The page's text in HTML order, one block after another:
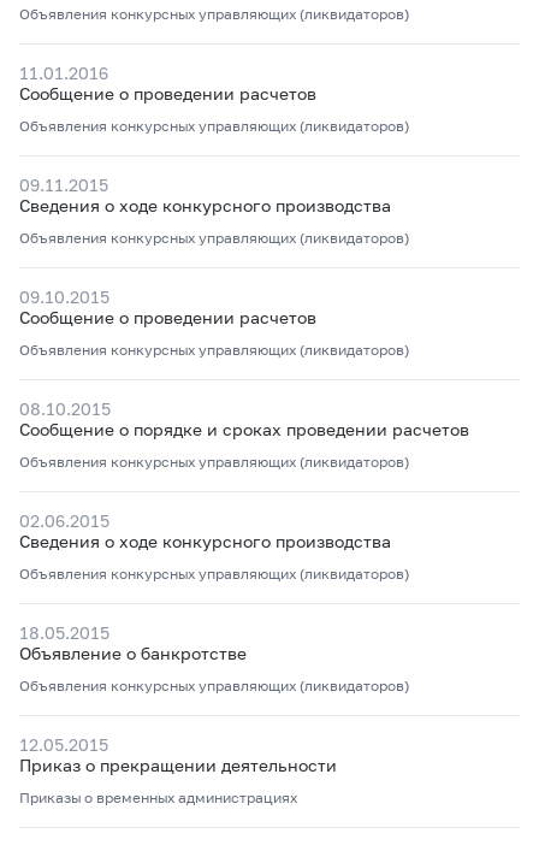
Объявления конкурсных управляющих (ликвидаторов)
11.01.2016
Сообщение о проведении расчетов
Объявления конкурсных управляющих (ликвидаторов)
09.11.2015
Сведения о ходе конкурсного производства
Объявления конкурсных управляющих (ликвидаторов)
09.10.2015
Сообщение о проведении расчетов
Объявления конкурсных управляющих (ликвидаторов)
08.10.2015
Сообщение о порядке и сроках проведении расчетов
Объявления конкурсных управляющих (ликвидаторов)
02.06.2015
Сведения о ходе конкурсного производства
Объявления конкурсных управляющих (ликвидаторов)
18.05.2015
Объявление о банкротстве
Объявления конкурсных управляющих (ликвидаторов)
12.05.2015
Приказ о прекращении деятельности
Приказы о временных администрациях